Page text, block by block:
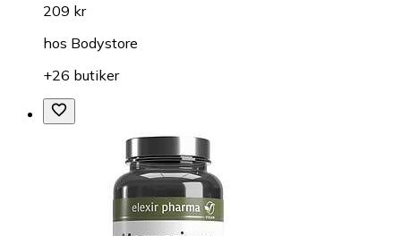
209 kr
hos Bodystore
+26 butiker